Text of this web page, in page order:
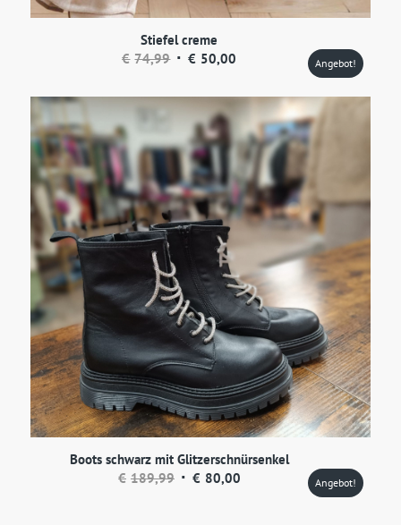
Stiefel creme
€ 74,99 Ursprünglicher
war:
€74,99
€ 50,00
ist:
€50,00.
Angebot!
Boots schwarz mit Glitzerschnürsenkel
€ 189,99 Ursprünglicher
€ 80,00Aktueller
Angebot!